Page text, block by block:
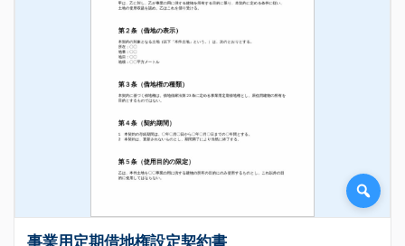
事業用定期借地権設定契約書